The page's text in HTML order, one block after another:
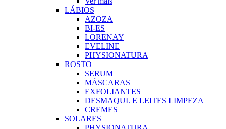
LÁBIOS
AZOZA
BI-ES
LORENAY
EVELINE
PHYSIONATURA
ROSTO
SERUM
MÁSCARAS
EXFOLIANTES
DESMAQUI. E LEITES LIMPEZA
CREMES
SOLARES